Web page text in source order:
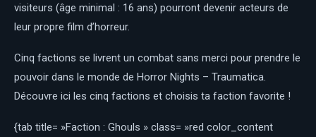
visiteurs (âge minimal : 16 ans) pourront devenir acteurs de
leur propre film d’horreur.
Cinq factions se livrent un combat sans merci pour prendre le
pouvoir dans le monde de Horror Nights – Traumatica.
Découvre ici les cinq factions et choisis ta faction favorite !
{tab title= »Faction : Ghouls » class= »red color_content